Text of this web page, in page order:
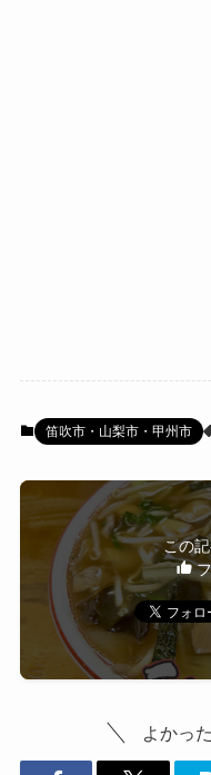
笛吹市・山梨市・甲州市
この
よかっ